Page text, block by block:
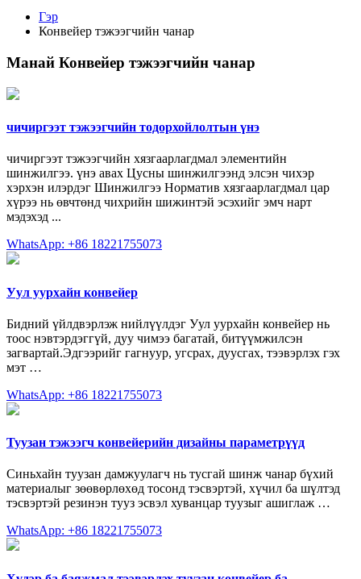
Гэр
Конвейер тэжээгчийн чанар
Манай Конвейер тэжээгчийн чанар
чичиргээт тэжээгчийн тодорхойлолтын үнэ
чичиргээт тэжээгчийн хязгаарлагдмал элементийн
шинжилгээ. үнэ авах Цусны шинжилгээнд элсэн чихэр
хэрхэн илэрдэг Шинжилгээ Норматив хязгаарлагдмал цар
хүрээ нь өвчтөнд чихрийн шижинтэй эсэхийг эмч нарт
мэдэхэд ...
WhatsApp: +86 18221755073
Уул уурхайн конвейер
Бидний үйлдвэрлэж нийлүүлдэг Уул уурхайн конвейер нь
тоос нэвтэрдэггүй, дуу чимээ багатай, битүүмжилсэн
загвартай.Эдгээрийг гагнуур, угсрах, дуусгах, тээвэрлэх гэх
мэт …
WhatsApp: +86 18221755073
Туузан тэжээгч конвейерийн дизайны параметрүүд
Синьхайн туузан дамжуулагч нь тусгай шинж чанар бүхий
материалыг зөөвөрлөхөд тосонд тэсвэртэй, хүчил ба шүлтэд
тэсвэртэй резинэн тууз эсвэл хуванцар туузыг ашиглаж …
WhatsApp: +86 18221755073